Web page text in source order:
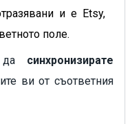
и е Etsy,
поле.
да синхронизирате
ви от съответния